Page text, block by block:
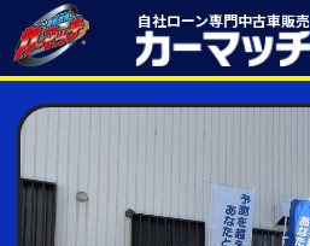
自社ローン専門中古車販売